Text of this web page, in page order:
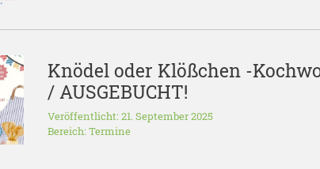
Knödel oder Klößchen -
/ AUSGEBUCHT!
Veröffentlicht: 21. September 2025
Bereich:Termine